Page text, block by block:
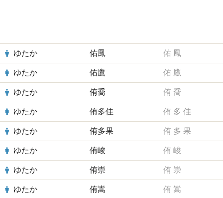
ゆたか 佑鳳 佑 鳳
ゆたか 佑鷹 佑 鷹
ゆたか 侑喬 侑 喬
ゆたか 侑多佳 侑 多 佳
ゆたか 侑多果 侑 多 果
ゆたか 侑峻 侑 峻
ゆたか 侑崇 侑 崇
ゆたか 侑嵩 侑 嵩